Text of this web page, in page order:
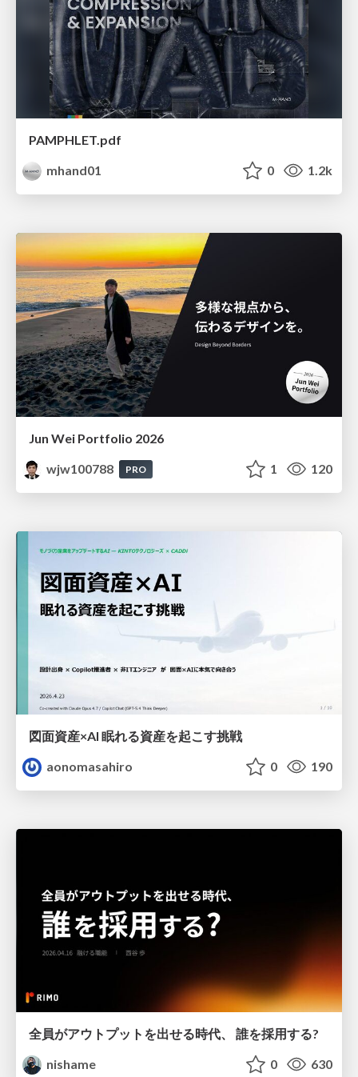
PAMPHLET.pdf
mhand01
0 1.2k
Jun Wei Portfolio 2026
wjw100788
PRO 1 120
図面資産×AI 眠れる資産を起こす挑戦
aonomasahiro
0 190
全員がアウトプットを出せる時代、 誰を採用する?
nishame
0 630